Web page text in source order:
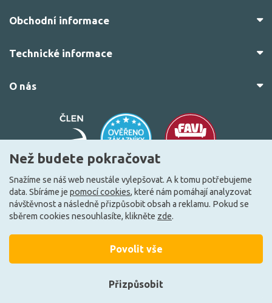
Obchodní informace
Technické informace
O nás
© 2010–2026 Všechna práva vyhrazena. žárovky.cz
VytvořiloFEO.cz
Než budete pokračovat
Snažíme se náš web neustále vylepšovat. A k tomu potřebujeme
data. Sbíráme je pomocí cookies, které nám pomáhají analyzovat
návštěvnost a následně přizpůsobit obsah a reklamu. Pokud se
sběrem cookies nesouhlasíte, klikněte zde.
Přizpůsobit
Povolit vše